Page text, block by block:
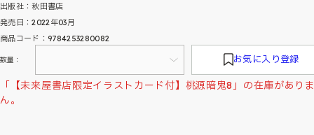
出版社：秋田書店
発売日：2022年03月
商品コード：9784253280082
数量： お気に入り登録
「【未来屋書店限定イラストカード付】桃源暗鬼8」の在庫があり
ん。